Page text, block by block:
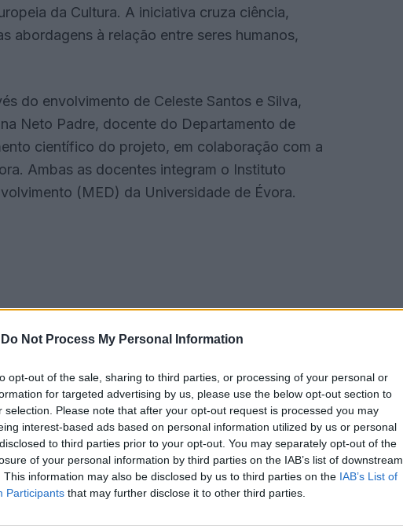
Do Not Process My Personal Information
opt-out of the sale, sharing to third parties, or processing of your personal or
for targeted advertising by us, please use the below opt-out section to
selection. Please note that after your opt-out request is processed you may
interest-based ads based on personal information utilized by us or personal
to third parties prior to your opt-out. You may separately opt-out of the
of your personal information by third parties on the IAB’s list of downstream
This information may also be disclosed by us to third parties on the IAB’s List of
Participants that may further disclose it to other third parties.
da Cultura. A iniciativa cruza ciência,
abordagens à relação entre seres humanos,
do envolvimento de Celeste Santos e Silva,
Neto Padre, docente do Departamento de
científico do projeto, em colaboração com a
Ambas as docentes integram o Instituto
(MED) da Universidade de Évora.
narrativa
de Fábulas, que reuniram contadores e
inspiradas em parasitas e fungos, organismos